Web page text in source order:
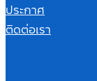
ประกาศ
ติดต่อเรา